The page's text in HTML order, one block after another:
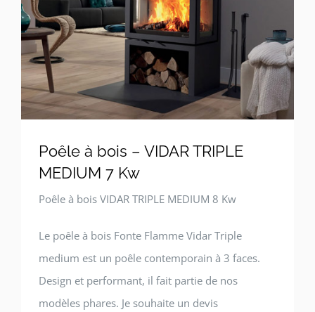
Poêle à bois – VIDAR TRIPLE
MEDIUM 7 Kw
Poêle à bois VIDAR TRIPLE MEDIUM 8 Kw
Le poêle à bois Fonte Flamme Vidar Triple
medium est un poêle contemporain à 3 faces.
Design et performant, il fait partie de nos
modèles phares. Je souhaite un devis